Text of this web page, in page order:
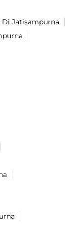
Jatisampurna